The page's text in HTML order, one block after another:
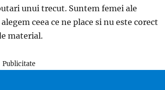
unui trecut. Suntem femei ale
ceea ce ne place si nu este corect
material.
Publicitate